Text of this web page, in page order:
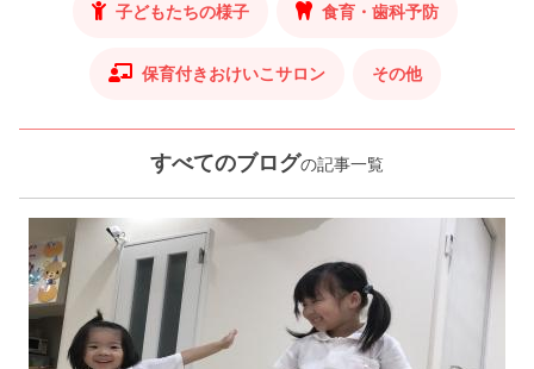
子どもたちの様子 食育・歯科予防
保育付きおけいこサロン その他
すべてのブログの記事一覧